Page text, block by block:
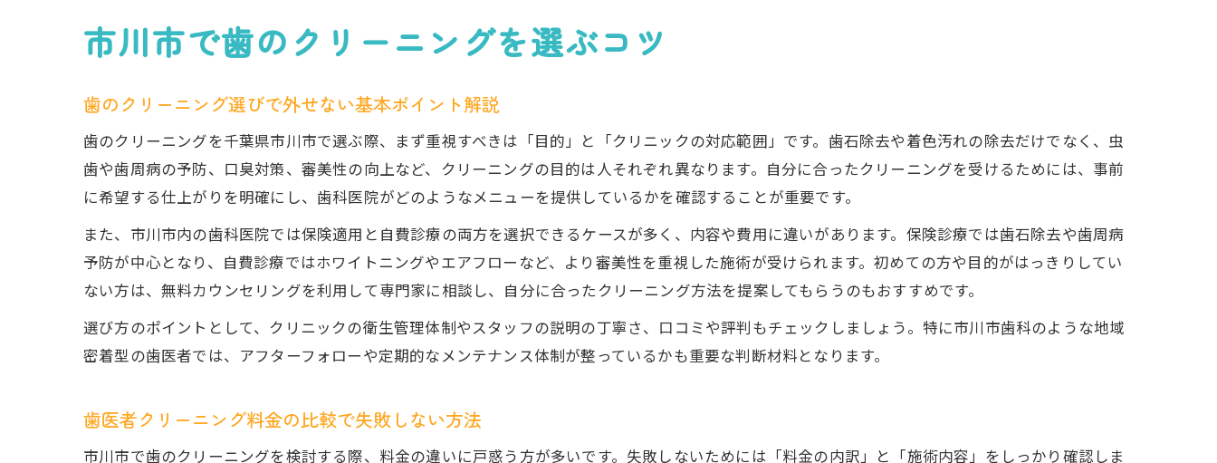
自分に合う歯のクリーニング方法の見極め方
歯のクリーニング方法別のメリットとデメリット解説
市川 歯のクリーニング種類の選び方ガイド
歯石除去に適した歯のクリーニングの選び方とは
歯医者ごとのクリーニング対応範囲の違いを知ろう
歯のクリーニング費用相場とお得な予約術
歯医者クリーニング料金を上手に節約するコツ
市川 歯医者で費用を抑えるクリーニング方法
歯のクリーニングで歯石除去するメリットとは
市川市で歯のクリーニングを選ぶコツ
歯のクリーニング選びで外せない基本ポイント解説
歯のクリーニングを千葉県市川市で選ぶ際、まず重視すべきは「目的」と「クリニックの対応範囲」です。歯石除去や着色汚れの除去だけでなく、虫
歯や歯周病の予防、口臭対策、審美性の向上など、クリーニングの目的は人それぞれ異なります。自分に合ったクリーニングを受けるためには、事前
に希望する仕上がりを明確にし、歯科医院がどのようなメニューを提供しているかを確認することが重要です。
また、市川市内の歯科医院では保険適用と自費診療の両方を選択できるケースが多く、内容や費用に違いがあります。保険診療では歯石除去や歯周病
予防が中心となり、自費診療ではホワイトニングやエアフローなど、より審美性を重視した施術が受けられます。初めての方や目的がはっきりしてい
ない方は、無料カウンセリングを利用して専門家に相談し、自分に合ったクリーニング方法を提案してもらうのもおすすめです。
選び方のポイントとして、クリニックの衛生管理体制やスタッフの説明の丁寧さ、口コミや評判もチェックしましょう。特に市川市歯科のような地域
密着型の歯医者では、アフターフォローや定期的なメンテナンス体制が整っているかも重要な判断材料となります。
歯医者クリーニング料金の比較で失敗しない方法
市川市で歯のクリーニングを検討する際、料金の違いに戸惑う方が多いです。失敗しないためには「料金の内訳」と「施術内容」をしっかり確認しま